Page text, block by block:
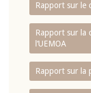
Rapport sur le
Rapport sur la
l‘UEMOA
Rapport sur la